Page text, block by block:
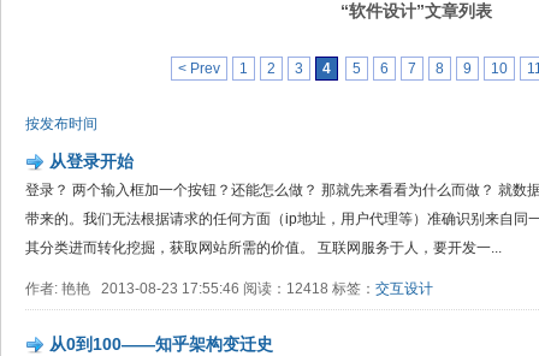
“软件设计”文章列表
< Prev 1 2 3 4 5 6 7 8 9 10
按发布时间
从登录开始
登录？ 两个输入框加一个按钮？还能怎么做？ 那就先来看看为什么而做？ 就数
带来的。我们无法根据请求的任何方面（ip地址，用户代理等）准确识别来自同
其分类进而转化挖掘，获取网站所需的价值。 互联网服务于人，要开发一...
作者: 艳艳 2013-08-23 17:55:46 阅读：12418 标签： 交互设计
从0到100——知乎架构变迁史